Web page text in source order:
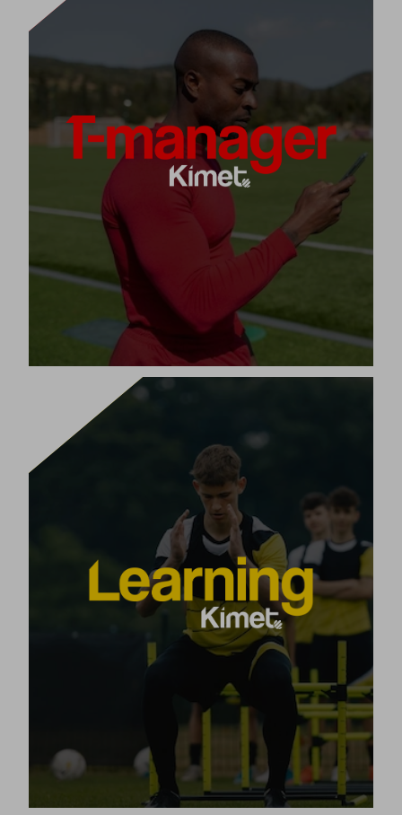
KIROL BISTARATZE DIGITALA
T-manager arbel taktiko digital bat da, web eta
mugikorrean erabiltzen dena (Google Play eta
Apple Store), hamaika kirol-diziplinatara
egokitutako entrenamendu eta joko-
estrategietarako.
Honen bidez, edozein jokaldi eta entrenamendu-
estrategia
diseinatu, planteatu eta azaldu
izango diozu zure taldeari zure metodoaz edo
Kimet unibertsoaz.
Produktua ikusi
[+]
PLANIFIKATZEN IKASI
Kimet Learning formakuntza-planak
entrenatzaile baino gehiago trebatu ditu
mundu osoan.
Futboleko entrenatzaileentzako
ikastaro-programa osatua eskaintzen dugu
on line eta zuzenean
, gure Kimet Metodoan
oinarritua.
Garatu erabat zure trebetasunak, futbolaren edo
edozein kirol indibidual edo kolektiboren
esparruan.
Produktua ikusi